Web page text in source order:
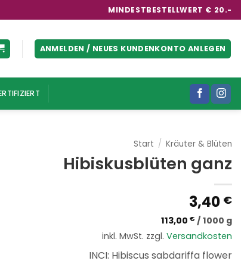
MINDESTBESTELLWERT € 20.-
ANMELDEN / NEUES KUNDENKONTO ANLEGEN
Start / Kräuter & Blüten
Hibiskusblüten ganz
3,40 €
113,00 € /1000 g
inkl. MwSt. zzgl. Versandkosten
INCI: Hibiscus sabdariffa flower